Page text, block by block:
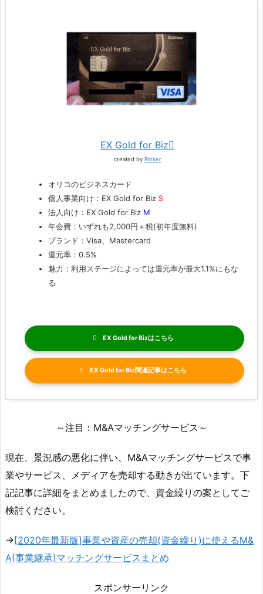
EX Gold for Biz
created by Rinker
オリコのビジネスカード
個人事業向け：EX Gold for Biz S
法人向け：EX Gold for Biz M
年会費：いずれも2,000円＋税(初年度無料)
ブランド：Visa、Mastercard
還元率：0.5%
魅力：利用ステージによっては還元率が最大1.1%にもな
る
EX Gold for Biz
EX Gold for Biz関連記事
～注目：M&Aマッチングサービス～
現在、景況感の悪化に伴い、M&Aマッチングサービスで事
業やサービス、メディアを売却する動きが出ています。下
記記事に詳細をまとめましたので、資金繰りの案としてご
検討ください。
→[2020年最新版]事業や資産の売却(資金繰り)に使えるM&
A(事業継承)マッチングサービスまとめ
スポンサーリンク